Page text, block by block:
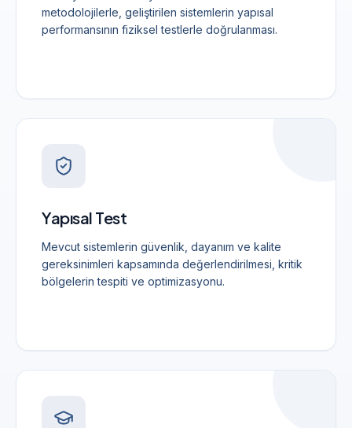
metodolojilerle, geliştirilen sistemlerin yapısal
performansının fiziksel testlerle doğrulanması.
Yapısal Test
Mevcut sistemlerin güvenlik, dayanım ve kalite
gereksinimleri kapsamında değerlendirilmesi, kritik
bölgelerin tespiti ve optimizasyonu.